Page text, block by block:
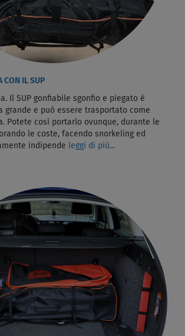
CON IL SUP
Il SUP gonfiabile sgonfio e piegato è
grande e può essere trasportato come
Potete così portarlo ovunque, durante le
le coste, facendo snorkeling ed
indipende
leggi di più...